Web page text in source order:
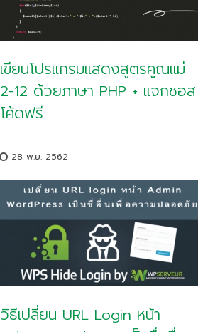
เขียนโปรแกรมแสดงสูตรคูณแม่
2-12 ด้วยภาษา PHP + แจกซอส
โค้ดฟรี
28 พ.ย. 2562
วิธีเปลี่ยน URL Login หน้า